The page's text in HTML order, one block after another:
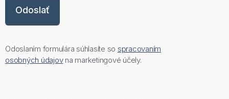
Odoslaním formulára súhlasíte so spracovaním
osobných údajovna marketingové účely.